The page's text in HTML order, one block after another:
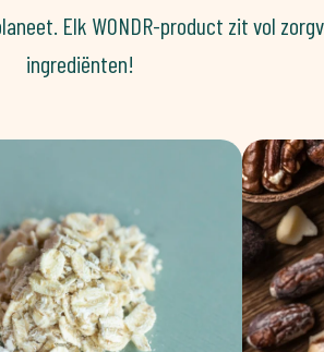
Elk WONDR-product zit vol
ingrediënten!